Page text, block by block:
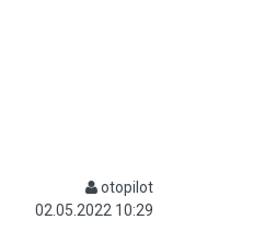
otopilot
02.05.2022 10:29